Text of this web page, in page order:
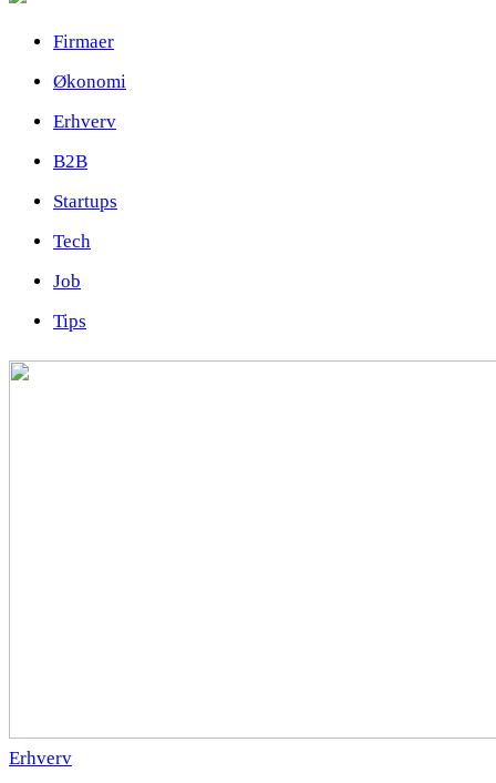
Firmaer
Økonomi
Erhverv
B2B
Startups
Tech
Job
Tips
Erhverv